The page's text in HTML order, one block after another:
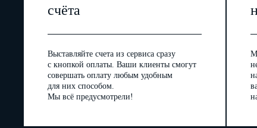
счёта
Выставляйте счета из сервиса сразу
с кнопкой оплаты. Ваши клиенты смогут
совершать оплату любым удобным
для них способом.
Мы всё предусмотрели!